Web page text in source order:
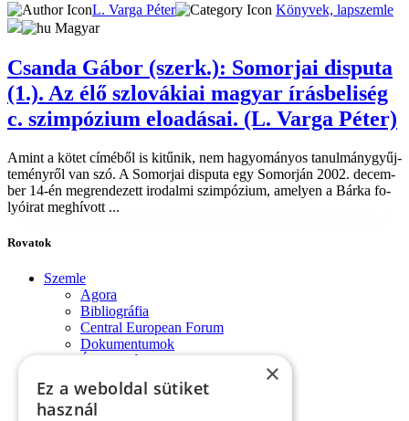
L. Varga Péter
Könyvek, lapszemle
Magyar
Csanda Gábor (szerk.): Somorjai disputa
(1.). Az élő szlovákiai magyar írásbeliség
c. szimpózium eloadásai. (L. Varga Péter)
Amint a kö­tet cí­mé­ből is ki­tű­nik, nem ha­gyo­má­nyos ta­nul­mány­gyűj­
te­mény­ről van szó. A Somor­jai dis­pu­ta egy Som­or­ján 2002. de­cem­
ber 14-én meg­ren­de­zett iro­dal­mi szim­pó­zi­um, ame­lyen a Bár­ka fo­
lyó­irat meg­hí­vott ...
Rovatok
Szemle
Agora
Bibliográfia
Central European Forum
Dokumentumok
Évforduló
Impresszum
Konferencia
×
Ez a weboldal sütiket
használ